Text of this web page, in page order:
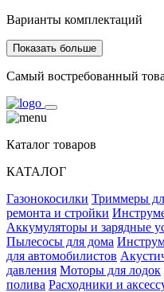
Варианты комплектаций
Показать больше
Самый востребованный
Каталог товаров
КАТАЛОГ
Газонокосилки Триммеры
ремонта и стройки
Аккумуляторы и зарядные
Пылесосы для дома
для автомобилистов
давления Моторы для лодок
полива Расходники и